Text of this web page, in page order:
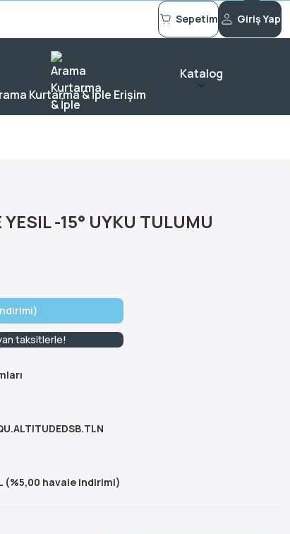
Sepetim Giriş Yap
Kurtarma & İple Erişim
Katalog
-15° UYKU TULUMU
taksitlerle!
(%5,00 havale indirimi)